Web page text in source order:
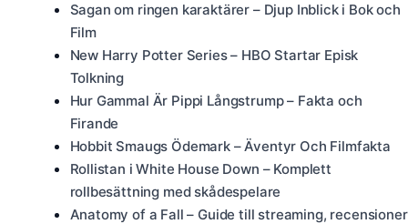
Sagan om ringen karaktärer – Djup Inblick i Bok och
Film
New Harry Potter Series – HBO Startar Episk
Tolkning
Hur Gammal Är Pippi Långstrump – Fakta och
Firande
Hobbit Smaugs Ödemark – Äventyr Och Filmfakta
Rollistan i White House Down – Komplett
rollbesättning med skådespelare
Anatomy of a Fall – Guide till streaming, recensioner